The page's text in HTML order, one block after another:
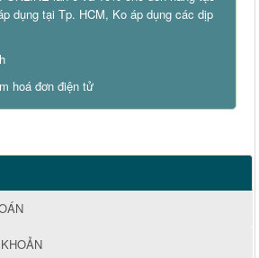
dụng tại Tp. HCM, Ko áp dụng các dịp
hoá đơn điện tử